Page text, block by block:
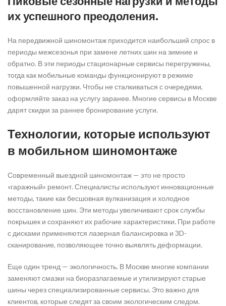
их успешного преодоления.
На передвижной шиномонтаж приходится наибольший спрос в
периоды межсезонья при замене летних шин на зимние и
обратно. В эти периоды стационарные сервисы перегружены,
тогда как мобильные команды функционируют в режиме
повышенной нагрузки. Чтобы не сталкиваться с очередями,
оформляйте заказ на услугу заранее. Многие сервисы в Москве
дарят скидки за раннее бронирование услуги.
Технологии, которые используют
в мобильном шиномонтаже
Современный выездной шиномонтаж — это не просто
«гаражный» ремонт. Специалисты используют инновационные
методы, такие как бесшовная вулканизация и холодное
восстановление шин. Эти методы увеличивают срок службы
покрышек и сохраняют их рабочие характеристики. При работе
с дисками применяются лазерная балансировка и 3D-
сканирование, позволяющее точно выявлять деформации.
Еще один тренд — экологичность. В Москве многие компании
заменяют смазки на биоразлагаемые и утилизируют старые
шины через специализированные сервисы. Это важно для
клиентов, которые следят за своим экологическим следом.